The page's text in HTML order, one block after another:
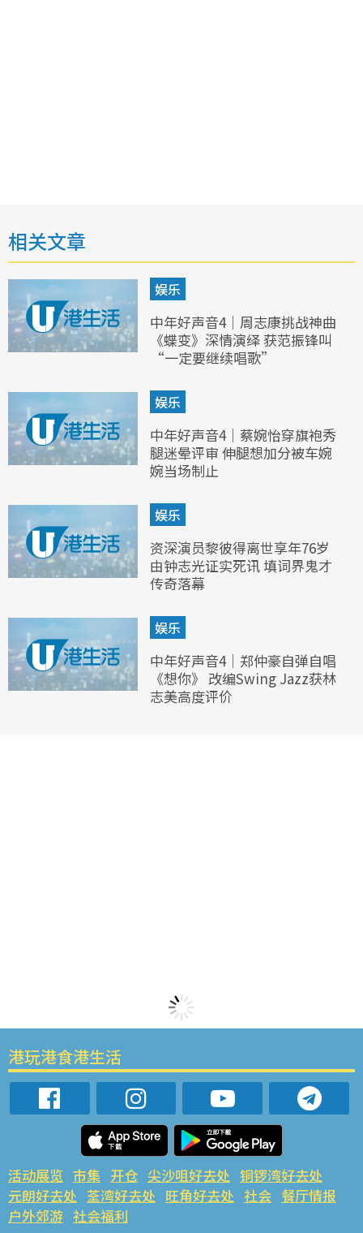
相关文章
娱乐
中年好声音4｜周志康挑战神曲
《蝶变》深情演绎 获范振锋叫
“一定要继续唱歌”
娱乐
中年好声音4｜蔡婉怡穿旗袍秀
腿迷晕评审 伸腿想加分被车婉
婉当场制止
娱乐
资深演员黎彼得离世享年76岁
由钟志光证实死讯 填词界鬼才
传奇落幕
娱乐
中年好声音4｜郑仲豪自弹自唱
《想你》 改编Swing Jazz获林
志美高度评价
港玩港食港生活
活动展览 市集 开仓 尖沙咀好去处 铜锣湾好去处
元朗好去处 荃湾好去处 旺角好去处 社会 餐厅情报
户外郊游 社会福利